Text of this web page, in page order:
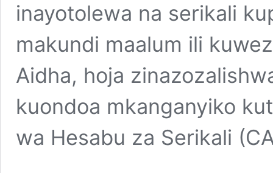
inayotolewa na serikali
makundi maalum ili
Aidha, hoja
kuondoa mkanganyiko
wa Hesabu za Serikali